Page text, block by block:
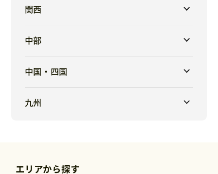
関西
中部
中国・四国
九州
エリアから探す